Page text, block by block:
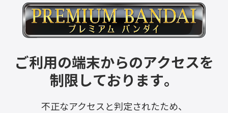
ご利用の端末からのアクセスを
制限しております。
不正なアクセスと判定されたため、